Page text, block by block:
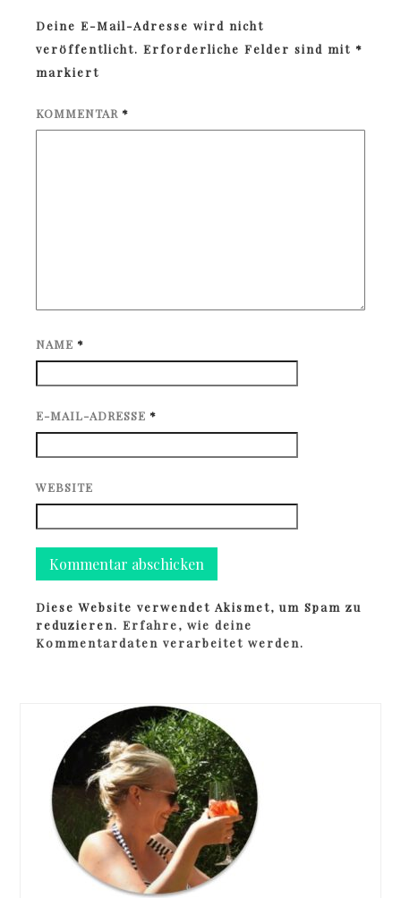
Deine E-Mail-Adresse wird nicht
veröffentlicht. Erforderliche Felder sind mit *
markiert
KOMMENTAR *
NAME *
E-MAIL-ADRESSE *
WEBSITE
Diese Website verwendet Akismet, um Spam zu
reduzieren.Erfahre, wie deine
Kommentardaten verarbeitet werden.